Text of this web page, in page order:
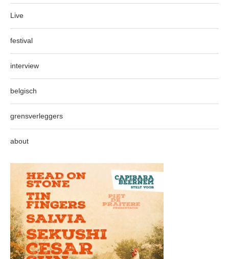
Live
festival
interview
belgisch
grensverleggers
about